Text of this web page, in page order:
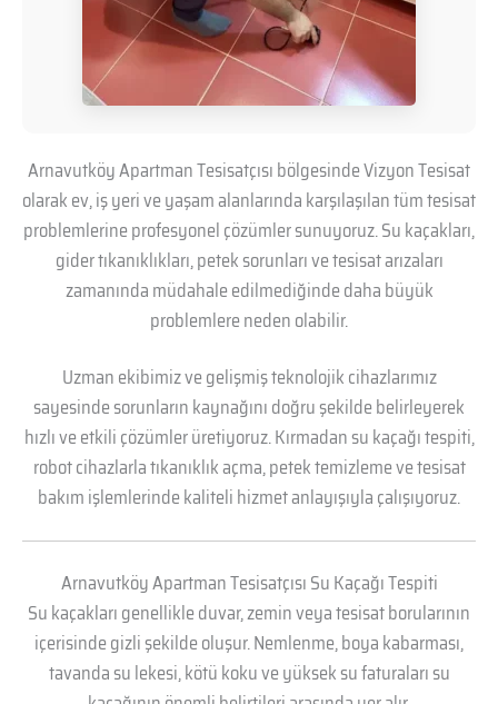
Arnavutköy Apartman Tesisatçısı bölgesinde Vizyon Tesisat
olarak ev, iş yeri ve yaşam alanlarında karşılaşılan tüm tesisat
problemlerine profesyonel çözümler sunuyoruz. Su kaçakları,
gider tıkanıklıkları, petek sorunları ve tesisat arızaları
zamanında müdahale edilmediğinde daha büyük
problemlere neden olabilir.
Uzman ekibimiz ve gelişmiş teknolojik cihazlarımız
sayesinde sorunların kaynağını doğru şekilde belirleyerek
hızlı ve etkili çözümler üretiyoruz. Kırmadan su kaçağı tespiti,
robot cihazlarla tıkanıklık açma, petek temizleme ve tesisat
bakım işlemlerinde kaliteli hizmet anlayışıyla çalışıyoruz.
Arnavutköy Apartman Tesisatçısı Su Kaçağı Tespiti
Su kaçakları genellikle duvar, zemin veya tesisat borularının
içerisinde gizli şekilde oluşur. Nemlenme, boya kabarması,
tavanda su lekesi, kötü koku ve yüksek su faturaları su